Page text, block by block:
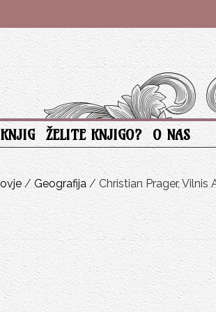
ŽELITE KNJIGO? O NAS
/ Geografija / Christian Prager, Vilnis